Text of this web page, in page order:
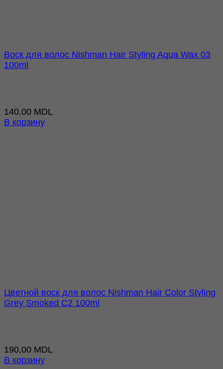
Воск для волос Nishman Hair Styling Aqua Wax 03
100ml
140,00 MDL
В корзину
Цветной воск для волос Nishman Hair Color Styling
Grey Smoked C2 100ml
190,00 MDL
В корзину